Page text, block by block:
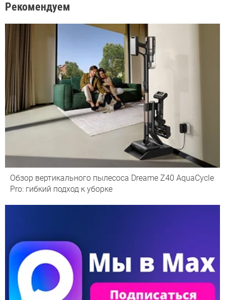
Рекомендуем
Обзор вертикального пылесоса Dreame Z40 AquaCycle
Pro: гибкий подход к уборке